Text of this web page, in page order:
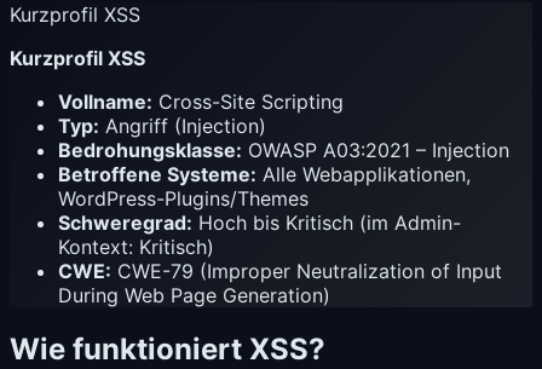
Kurzprofil XSS
Kurzprofil XSS
Vollname: Cross-Site Scripting
Typ: Angriff (Injection)
Bedrohungsklasse: OWASP A03:2021 – Injection
Betroffene Systeme: Alle Webapplikationen,
WordPress-Plugins/Themes
Schweregrad: Hoch bis Kritisch (im Admin-
Kontext: Kritisch)
CWE: CWE-79 (Improper Neutralization of Input
During Web Page Generation)
Wie funktioniert XSS?